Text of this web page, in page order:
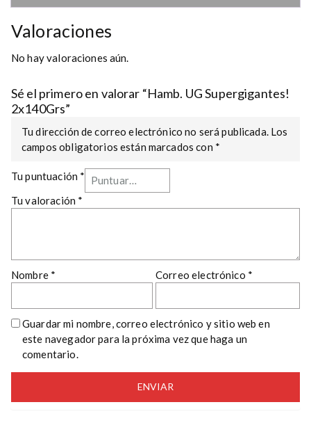
Valoraciones
No hay valoraciones aún.
Sé el primero en valorar “Hamb. UG Supergigantes!
2x140Grs”
Tu dirección de correo electrónico no será publicada. Los
campos obligatorios están marcados con *
Tu puntuación *
Tu valoración *
Nombre * Correo electrónico *
Guardar mi nombre, correo electrónico y sitio web en
este navegador para la próxima vez que haga un
comentario.